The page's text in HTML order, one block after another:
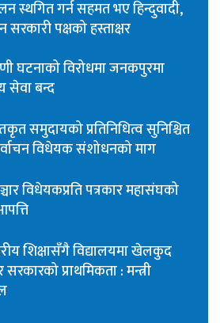
स्थगित गर्न सहमत भए हिन्दुवादी,
पक्षको हस्ताक्षर
घटनाको विरोधमा जनकपुरमा
सेवा बन्द
समुदायको प्रतिनिधित्व सुनिश्चित
विधेयक संशोधनको माग
विधेयकप्रति पत्रकार महासंघको
शिक्षासँगै विद्यालयमा खेलकुद
सरकारको प्राथमिकता : मन्त्री